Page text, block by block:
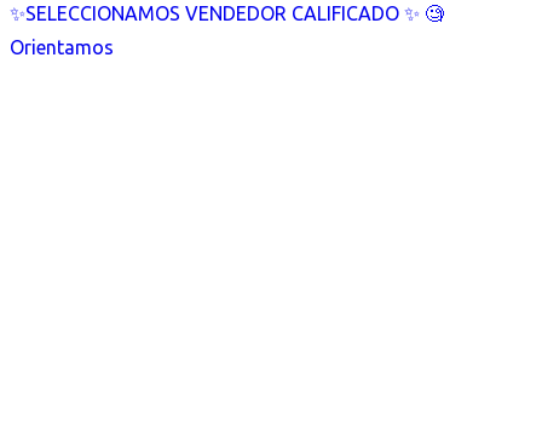
✨SELECCIONAMOS VENDEDOR CALIFICADO ✨ 🧐
Orientamos